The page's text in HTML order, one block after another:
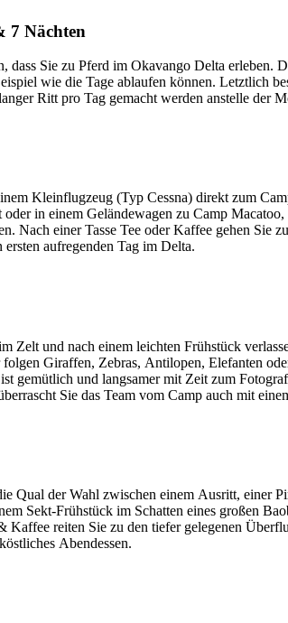
7 Nächten
Sie zu Pferd im Okavango Delta
wie die Tage ablaufen können. Letztlich
Ritt pro Tag gemacht werden anstelle der
Kleinflugzeug (Typ Cessna) direkt zum
in einem Geländewagen zu Camp
Nach einer Tasse Tee oder Kaffee gehen Sie
aufregenden Tag im Delta.
Zelt und nach einem leichten Frühstück
Giraffen, Zebras, Antilopen, Elefanten
gemütlich und langsamer mit Zeit zum
Sie das Team vom Camp auch mit
Qual der Wahl zwischen einem Ausritt, einer
Sekt-Frühstück im Schatten eines großen
Kaffee reiten Sie zu den tiefer gelegenen
Abendessen.